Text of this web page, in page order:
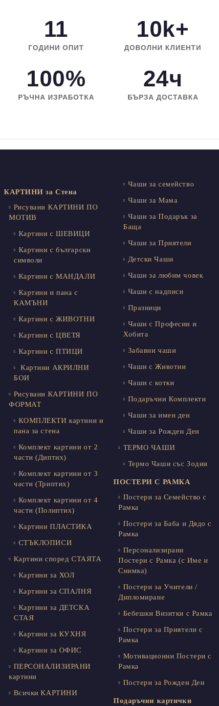
11
ГОДИНИ ОПИТ
10k+
ДОВОЛНИ КЛИЕНТИ
100%
РЪЧНА ИЗРАБОТКА
24ч
БЪРЗА ДОСТАВКА
КАРТИНИ за Стена
Рисувани КАРТИНИ ПО
МОТИВ
Картини с ШЕВИЦИ
Картини с български
символи
Картини с МАНДАЛИ
Картини и пана с
КАМЪНИ
Картини с ЖИВОТНИ
Картини с ЦВЕТЯ
Картини с ПТИЦИ
Картини АКРИЛНИ
БОИ
Рисувани КАРТИНИ ПО
ФОРМАТ
КОМПЛЕКТИ картини и
пана за стена
Комплект картини от 2
части (Диптих)
Комплект картини от 3
части (Триптих)
Комплект картини от 4
части (Полиптих)
Картини ПЛАСТИКА
СТЪКЛОПИСИ
Картини според СТАЯТА
Картини за ХОЛ
Картини за СПАЛНЯ
Картини за ДЕТСКА
СТАЯ
Картини за КУХНЯ
Картини за ОФИС
ПЕРСОНАЛИЗИРАНИ
картини
Всички КАРТИНИ
Чаши за семейство
Чаши за Мама
Чаши за Подарък за
Баща
Чаши за Приятели
Детски Чаши
Чаши за любим човек
Чаши с надписи
Празници
Чаши с Професии и
Хобита
Забавни чаши
Чаши с Животни
Чаши с котки
Подаръчни Комплекти
Чаши за имен ден
Чаши за Рожден Ден
ТЕРМО ЧАШИ
Термо Чаши със Зодии
ПОСТЕРИ С РАМКА
Постери за Семейство с
Рамка
Постери за Баба и Дядо с
Рамка
Персонализирани
Постери с Рамка (с Име и
Снимка)
Постери за Учители /
Дипломиране
Бебешки Визитки с Рамка
Постери за Приятели с
Рамка
Мотивационни Постери с
Рамка
Постери за Рожден Ден
Подаръчни картички